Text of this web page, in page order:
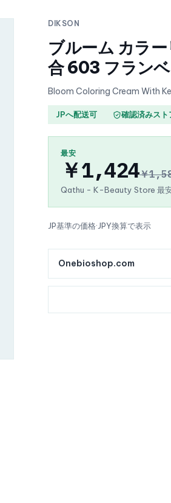
DIKSON
ブルーム カラ
合 603 フラン
Bloom Coloring Cream With
JPへ配送可 確認済みスト
最安
￥1,424￥
Qathu - K-Beauty Store 最
JP基準の価格·JPY換算で表示
Onebioshop.com